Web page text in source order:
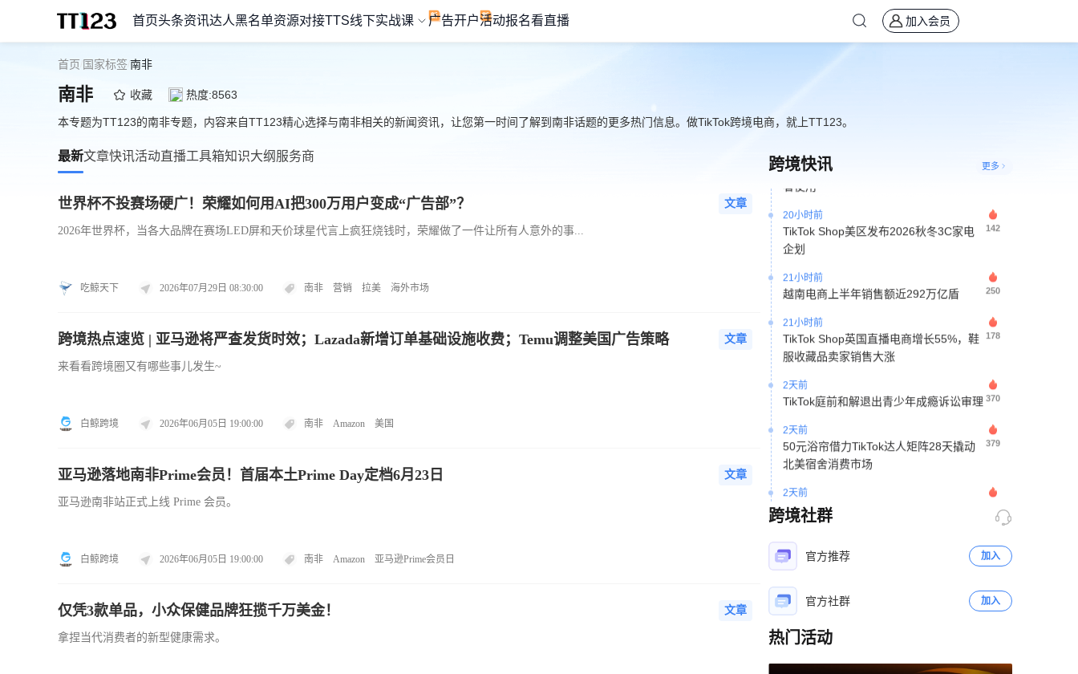
首页头条资讯达人黑名单资源对接TTS线下实战课 广告开户活动报名看直播 加入会员
首页 国家标签南非
南非 收藏 热度:8563
本专题为TT123的南非专题，内容来自TT123精心选择与南非相关的新闻资讯，让您第一时间了解到南非话题的更多热门信息。做TikTok跨境电商，就上TT123。
最新文章快讯活动直播工具箱知识大纲 服务商
世界杯不投赛场硬广！荣耀如何用AI把300万用户变成“广告部”？ 文章
2026年世界杯，当各大品牌在赛场LED屏和天价球星代言上疯狂烧钱时，荣耀做了一件让所有人意外的事...
吃鲸天下 2026年07月29日 08:30:00 南非 营销 拉美 海外市场
跨境热点速览 | 亚马逊将严查发货时效；Lazada新增订单基础设施收费；Temu调整美国广告策略 文章
来看看跨境圈又有哪些事儿发生~
白鲸跨境 2026年06月05日 19:00:00 南非 Amazon 美国
亚马逊落地南非Prime会员！首届本土Prime Day定档6月23日 文章
亚马逊南非站正式上线 Prime 会员。
白鲸跨境 2026年06月05日 19:00:00 南非 Amazon 亚马逊Prime会员日
仅凭3款单品，小众保健品牌狂揽千万美金！ 文章
拿捏当代消费者的新型健康需求。
跨境快讯 更多
TikTok Shop越南市场份额升至41% 主动
搜索GMV同比增长55%
迪士尼数百部影视IP素材授权TikTok创作
者使用
TikTok Shop美区发布2026秋冬3C家电
企划
142
越南电商上半年销售额近292万亿盾 250
TikTok Shop英国直播电商增长55%，鞋
服收藏品卖家销售大涨
178
TikTok庭前和解退出青少年成瘾诉讼审理 370
50元浴帘借力TikTok达人矩阵28天撬动
北美宿舍消费市场
379
TikTok面临印尼电商垄断调查听证 248
2天前
收入判定免税资格
2天前
俄罗斯跨境电商占比仅3.4% 财政部拟
2027年起实施阶梯式征税
432
2天前
夏季线上消费升温 2026年拉美电商市场
跨境社群
官方推荐 加入
官方社群 加入
热门活动